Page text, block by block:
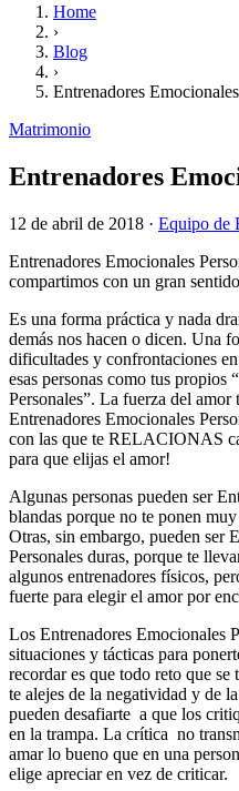
Home
›
Blog
›
Entrenadores
Matrimonio
Entrenadores
12 de abril de 2018 · Equipo de
Entrenadores Emocionales
compartimos con un gran
Es una forma práctica y nada
demás nos hacen o dicen. Una
dificultades y confrontaciones
esas personas como tus propios
Personales”. La fuerza del amor
Entrenadores Emocionales
con las que te RELACIONAS
para que elijas el amor!
Algunas personas pueden ser
blandas porque no te ponen
Otras, sin embargo, pueden ser
Personales duras, porque te
algunos entrenadores físicos,
fuerte para elegir el amor por
Los Entrenadores Emocionales
situaciones y tácticas para
recordar es que todo reto que se
te alejes de la negatividad y de
pueden desafiarte a que los
en la trampa. La crítica no
amar lo bueno que en una
elige apreciar en vez de criticar.